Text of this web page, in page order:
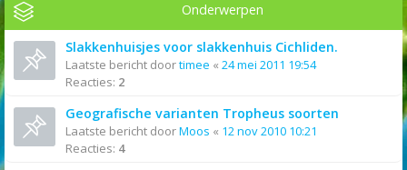
Onderwerpen
Slakkenhuisjes voor slakkenhuis Cichliden.
Laatste bericht doortimee « 24 mei 2011 19:54
Reacties: 2
Geografische varianten Tropheus soorten
Laatste bericht doorMoos « 12 nov 2010 10:21
Reacties: 4